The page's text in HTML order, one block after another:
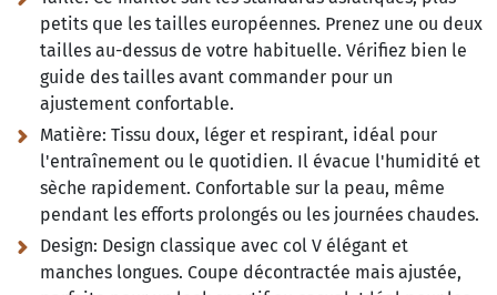
petits que les tailles européennes. Prenez une ou deux
tailles au-dessus de votre habituelle. Vérifiez bien le
guide des tailles avant commander pour un
ajustement confortable.
Matière: Tissu doux, léger et respirant, idéal pour
l'entraînement ou le quotidien. Il évacue l'humidité et
sèche rapidement. Confortable sur la peau, même
pendant les efforts prolongés ou les journées chaudes.
Design: Design classique avec col V élégant et
manches longues. Coupe décontractée mais ajustée,